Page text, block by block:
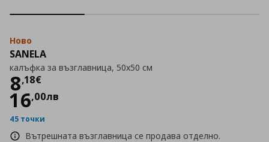
Ново
SANELA
калъфка за възглавница, 50x50 см
8,18€
Цена
16,00лв
45 точки
Вътрешната възглавница се продава отделно.